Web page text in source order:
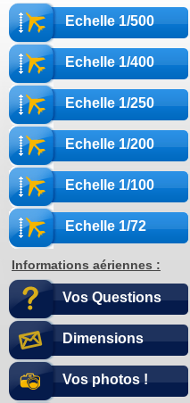
Echelle 1/500
Echelle 1/400
Echelle 1/250
Echelle 1/200
Echelle 1/100
Echelle 1/72
Informations aériennes :
Vos Questions
Dimensions
Vos photos !